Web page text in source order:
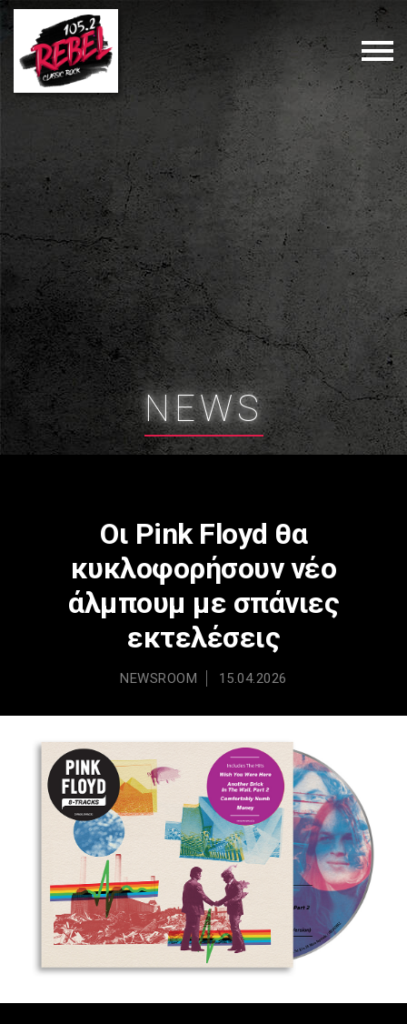
NEWS
Οι Pink Floyd θα
κυκλοφορήσουν νέο
άλμπουμ με σπάνιες
εκτελέσεις
NEWSROOM 15.04.2026